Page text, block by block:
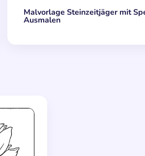
Malvorlage Steinzeitjäger mit
Ausmalen